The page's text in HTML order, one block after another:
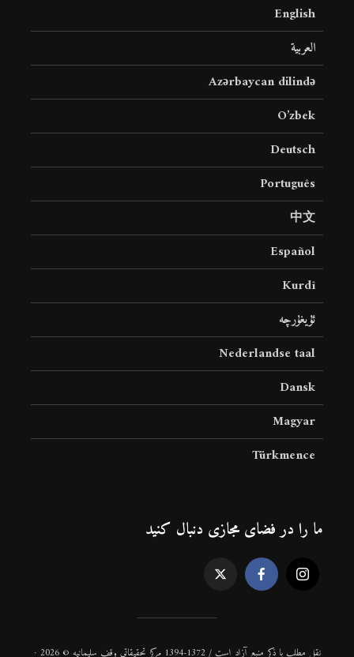
English
العربية
Azərbaycan dilində
O’zbek
Deutsch
Português
中文
Español
Kurdî
ئۇيغۇرچە
Nederlandse taal
Dansk
Magyar
Türkmence
ما را در فضای مجازی دنبال کنید
نقل مطلب با ذكر منبع آزاد است / 1372-1394 مركز تحقیقاتی وقف سلیمانیه © 2026 ·